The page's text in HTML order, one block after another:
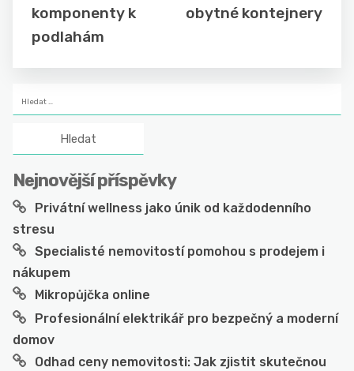
komponenty k
podlahám
obytné kontejnery
Nejnovější příspěvky
Privátní wellness jako únik od každodenního
stresu
Specialisté nemovitostí pomohou s prodejem i
nákupem
Mikropůjčka online
Profesionální elektrikář pro bezpečný a moderní
domov
Odhad ceny nemovitosti: Jak zjistit skutečnou